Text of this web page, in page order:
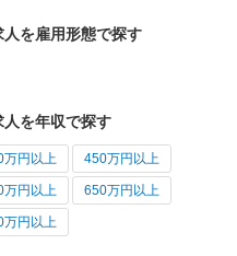
を雇用形態で探す
を年収で探す
万円以上 450万円以上
万円以上 650万円以上
万円以上